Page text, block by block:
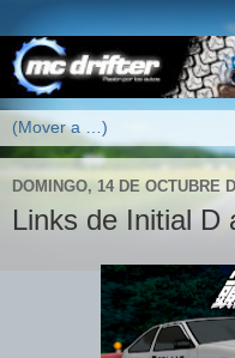
DOMINGO, 14 DE OCTUBRE
Links de Initial D